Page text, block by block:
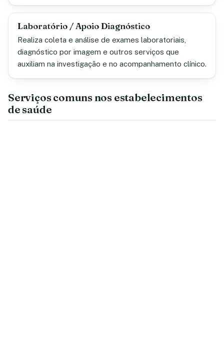
Laboratório / Apoio Diagnóstico
Realiza coleta e análise de exames laboratoriais,
diagnóstico por imagem e outros serviços que
auxiliam na investigação e no acompanhamento clínico.
Serviços comuns nos estabelecimentos
de saúde